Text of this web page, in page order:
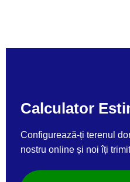
Calculator
Configurează-ți terenul
nostru online și noi îți